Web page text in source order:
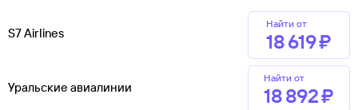
S7 Airlines
Найти от
18 ⁠619 ⁠₽
Уральские авиалинии
Найти от
18 ⁠892 ⁠₽